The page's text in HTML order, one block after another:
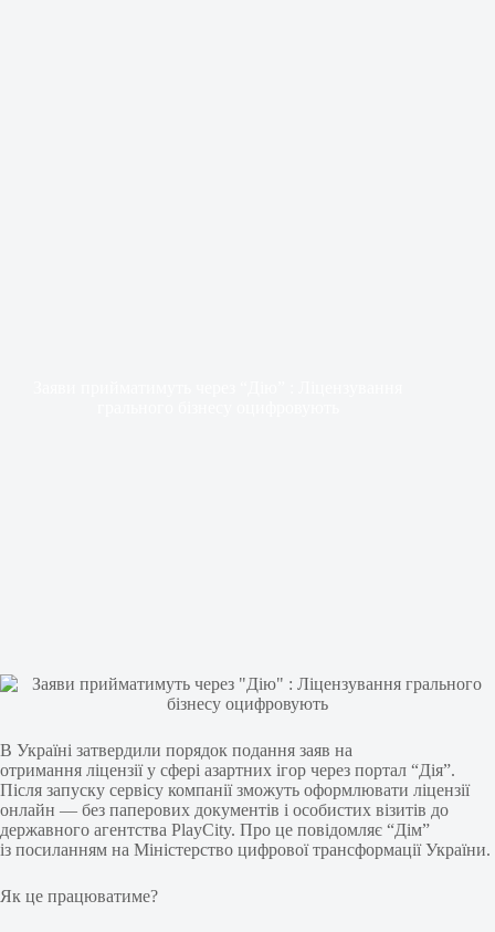
В Україні затвердили порядок подання заяв на
отримання ліцензії у сфері азартних ігор через портал “Дія”.
Після запуску сервісу компанії зможуть оформлювати ліцензії
онлайн — без паперових документів і особистих візитів до
державного агентства PlayCity. Про це повідомляє “Дім”
із посиланням на Міністерство цифрової трансформації України.
Як це працюватиме?